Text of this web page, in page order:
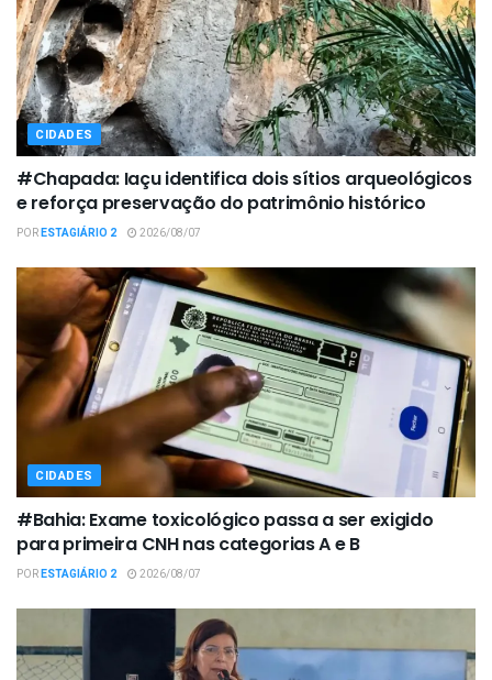
CIDADES
#Chapada: Iaçu identifica dois sítios arqueológicos
e reforça preservação do patrimônio histórico
PORESTAGIÁRIO 2 2026/08/07
CIDADES
#Bahia: Exame toxicológico passa a ser exigido
para primeira CNH nas categorias A e B
PORESTAGIÁRIO 2 2026/08/07